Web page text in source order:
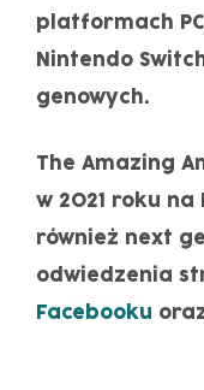
platformach
Nintendo
genowych.
The Amazing
w 2021 roku na
również next
odwiedzenia
Facebooku